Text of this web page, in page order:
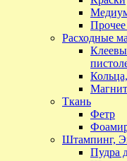
Расходные
Ткань
Фетр
Штампинг,
Пудра